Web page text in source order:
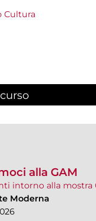
Cultura
alla GAM
intorno alla mostra
Moderna